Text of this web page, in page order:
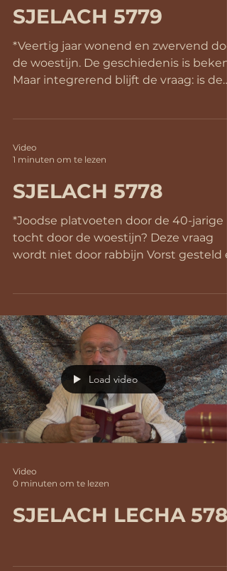
1 minuten om te lezen
SJELACH 5779
*Veertig jaar wonend en zwervend
de woestijn. De geschiedenis is
reactie van de tien...
1 minuten om te lezen
SJELACH 5778
*Joodse platvoeten door de 40-jarige
tocht door de woestijn? Deze vraag
dus ook niet beantwoord....
Load video
0 minuten om te lezen